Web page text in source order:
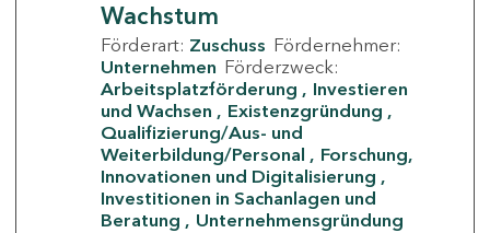
Wachstum
Förderart: Zuschuss Fördernehmer:
Unternehmen Förderzweck:
Arbeitsplatzförderung
Investieren
und Wachsen
Existenzgründung
Qualifizierung/Aus- und
Weiterbildung/Personal
Forschung,
Innovationen und Digitalisierung
Investitionen in Sachanlagen und
Beratung
Unternehmensgründung